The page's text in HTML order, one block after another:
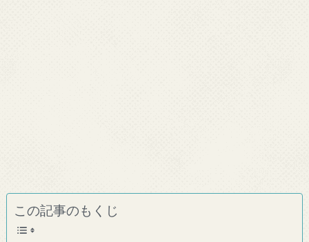
この記事のもくじ